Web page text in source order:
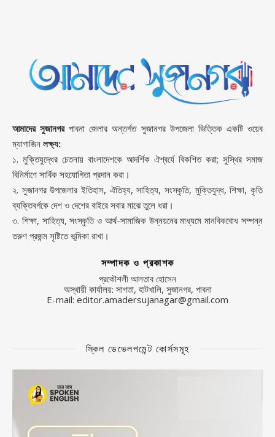
আমাদের সুজানগরপাবনা জেলার অন্তর্গত সুজানগর উপজেলা ভিত্তিক একটি ওয়েব
ম্যাগাজিন লক্ষ্য:
১. মুক্তিযুদ্ধের চেতনায় বাংলাদেশকে আদর্শিক ঐশ্বর্যে বিকশিত করা; সুস্থির সমাজ
বিনির্মাণে সার্বিক সহযোগিতা প্রদান করা।
২. সুজানগর উপজেলার ইতিহাস, ঐতিহ্য, সাহিত্য, সংস্কৃতি, মুক্তিযুদ্ধ, শিক্ষা, কৃতি
ব্যক্তিবর্গকে দেশ ও দেশের বাইরে সবার মাঝে তুলে ধরা।
৩. শিক্ষা, সাহিত্য, সংস্কৃতি ও আর্থ-সামাজিক উন্নয়নের মাধ্যমে মানবিকবোধ সম্পন্ন
তরুণ প্রজন্ম সৃষ্টিতে ভূমিকা রাখা।
সম্পাদক ও প্রকাশক
প্রকৌশলী আলতাব হোসেন
অস্থায়ী কার্যালয়: সাগতা, হাটখালি, সুজানগর, পাবনা
E-mail: editor.amadersujanagar@gmail.com
স্কিল ডেভেলপমেন্ট কোর্সসমূহ